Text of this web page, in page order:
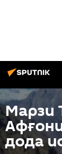
Марзи
дода